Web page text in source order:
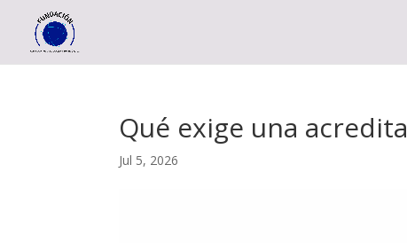
Qué exige una
Jul 5, 2026